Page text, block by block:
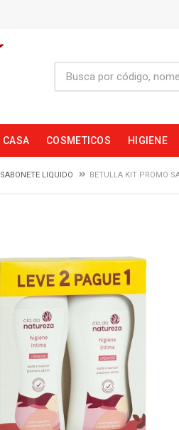
CASA COSMETICOS HIGIENE
SABONETE LIQUIDO BETULLA KIT PROMO